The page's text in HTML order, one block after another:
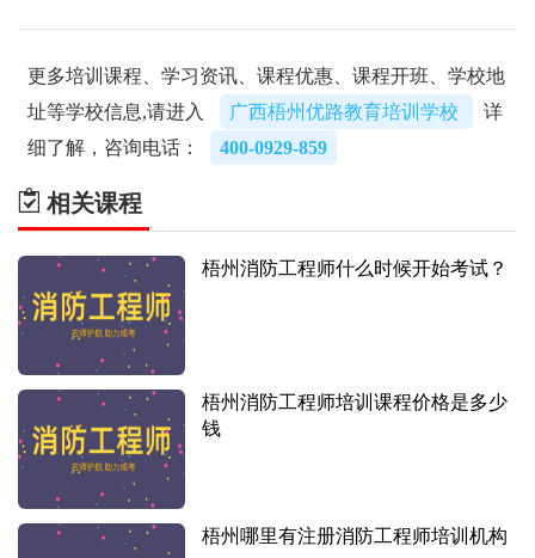
更多培训课程、学习资讯、课程优惠、课程开班、学校地
址等学校信息,请进入
广西梧州优路教育培训学校
详
细了解，咨询电话：
400-0929-859
相关课程
梧州消防工程师什么时候开始考试？
梧州消防工程师培训课程价格是多少
钱
梧州哪里有注册消防工程师培训机构